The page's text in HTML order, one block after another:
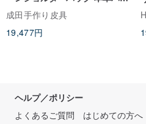
ドメイドバッグ
成田手作り皮具
19,477円
ヘルプ／ポリシー
よくあるご質問
はじめての方へ